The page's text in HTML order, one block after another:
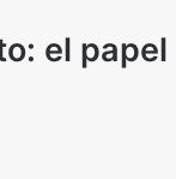
el papel